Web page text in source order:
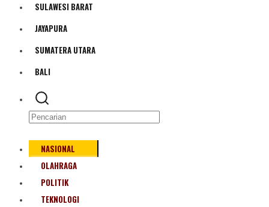
SULAWESI BARAT
JAYAPURA
SUMATERA UTARA
BALI
NASIONAL
OLAHRAGA
POLITIK
TEKNOLOGI